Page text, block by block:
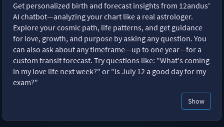
Get personalized birth and forecast insights from 12andus'
AI chatbot—analyzing your chart like a real astrologer.
Explore your cosmic path, life patterns, and get guidance
for love, growth, and purpose by asking any question. You
can also ask about any timeframe—up to one year—for a
custom transit forecast. Try questions like: "What's coming
in my love life next week?" or "Is July 12 a good day for my
exam?"
Show